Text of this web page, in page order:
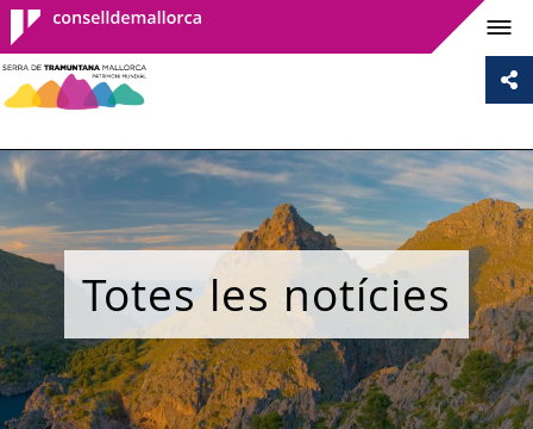
Consell de
Mallorca
Totes les notícies